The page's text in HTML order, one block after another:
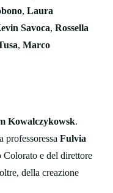
, Laura
Savoca, Rossella
, Marco
Kowalczykowsk.
professoressa Fulvia
Colorato e del direttore
della creazione